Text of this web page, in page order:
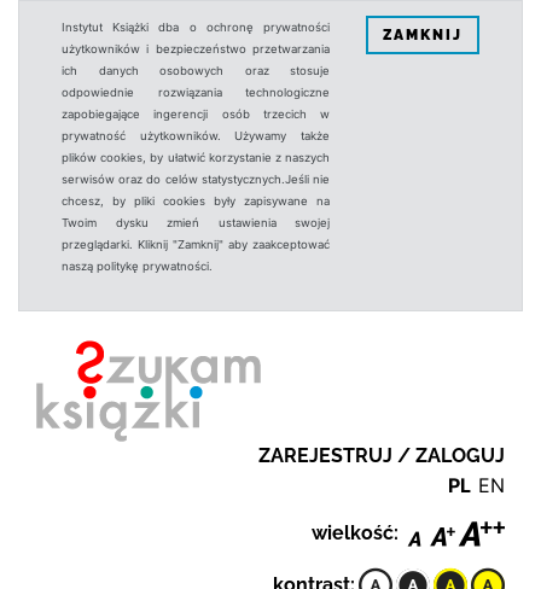
Instytut Książki dba o ochronę prywatności
użytkowników i bezpieczeństwo przetwarzania
ich danych osobowych oraz stosuje
odpowiednie rozwiązania technologiczne
zapobiegające ingerencji osób trzecich w
prywatność użytkowników. Używamy także
plików cookies, by ułatwić korzystanie z naszych
serwisów oraz do celów statystycznych.Jeśli nie
chcesz, by pliki cookies były zapisywane na
Twoim dysku zmień ustawienia swojej
przeglądarki. Kliknij "Zamknij" aby zaakceptować
naszą politykę prywatności.
ZAMKNIJ
ZAREJESTRUJ / ZALOGUJ
PL EN
wielkość: